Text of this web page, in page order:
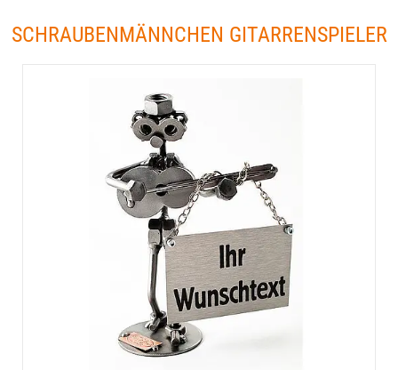
SCHRAUBENMÄNNCHEN GITARRENSPIELER